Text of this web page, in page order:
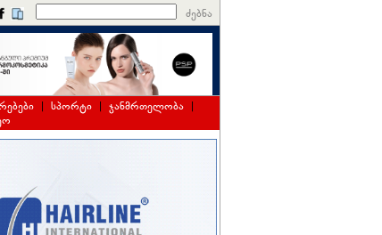
ძებნა
| სპორტი | ჯანმრთელობა |